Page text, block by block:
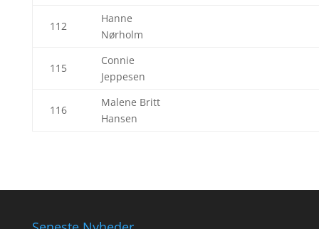
112
Hanne
Nørholm
115
Connie
Jeppesen
116
Malene Britt
Hansen